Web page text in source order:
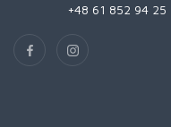
+48 61 852 94 25